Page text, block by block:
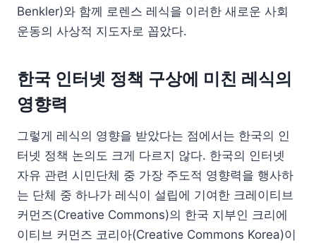
Benkler)와 함께 로렌스 레식을 이러한 새로운 사회
운동의 사상적 지도자로 꼽았다.
한국 인터넷 정책 구상에 미친 레식의
영향력
그렇게 레식의 영향을 받았다는 점에서는 한국의 인
터넷 정책 논의도 크게 다르지 않다. 한국의 인터넷
자유 관련 시민단체 중 가장 주도적 영향력을 행사하
는 단체 중 하나가 레식이 설립에 기여한 크레이티브
커먼즈(Creative Commons)의 한국 지부인 크리에
이티브 커먼즈 코리아(Creative Commons Korea)이